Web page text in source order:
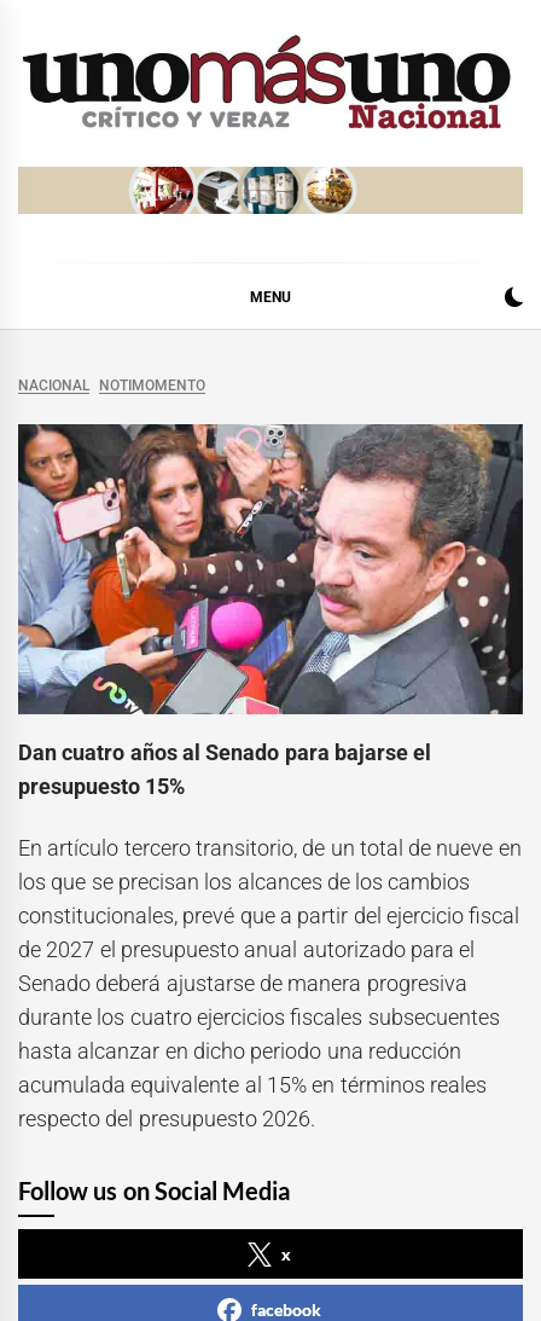
MENU
NACIONAL NOTIMOMENTO
Dan cuatro años al Senado para bajarse el
presupuesto 15%
En artículo tercero transitorio, de un total de nueve en
los que se precisan los alcances de los cambios
constitucionales, prevé que a partir del ejercicio fiscal
de 2027 el presupuesto anual autorizado para el
Senado deberá ajustarse de manera progresiva
durante los cuatro ejercicios fiscales subsecuentes
hasta alcanzar en dicho periodo una reducción
acumulada equivalente al 15% en términos reales
respecto del presupuesto 2026.
Follow us on Social Media
x
facebook